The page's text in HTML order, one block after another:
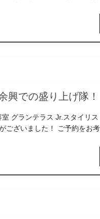
興での盛り上げ隊！
グランテラス Jr.スタイリス
ざいました！ ご予約をお考